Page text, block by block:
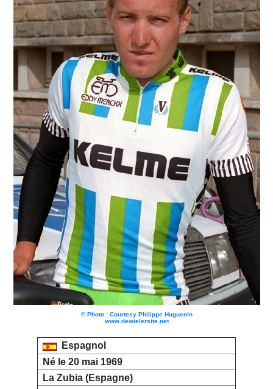
© Photo : Courtesy Philippe Huguenin
www.dewielersite.net
Espagnol
Né le 20 mai 1969
La Zubia (Espagne)